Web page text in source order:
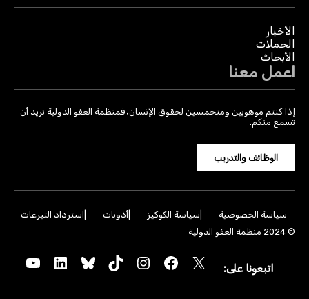
الأخبار
الحملات
الأبحاث
اعمل معنا
إذا كنتم موهوبين ومتحمسين لحقوق الإنسان، فمنظمة العفو الدولية تريد أن
تسمع منكم.
الوظائف والتدريب
سياسة الخصوصية سياسة الكوكيز أذونات
استرداد التبرعات
© 2024 منظمة العفو الدولية
اتبعونا على: X
Facebook
Instagram
TikTok
Bluesky
LinkedIn
YouTube